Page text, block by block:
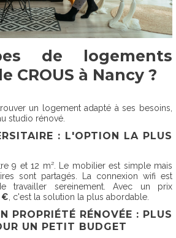
de logements
CROUS à Nancy ?
un logement adapté à ses besoins,
studio rénové.
: L'OPTION LA PLUS
9 et 12 m². Le mobilier est simple mais
sont partagés. La connexion wifi est
travailler sereinement. Avec un prix
€ , c'est la solution la plus abordable.
PROPRIÉTÉ RÉNOVÉE : PLUS
UN PETIT BUDGET